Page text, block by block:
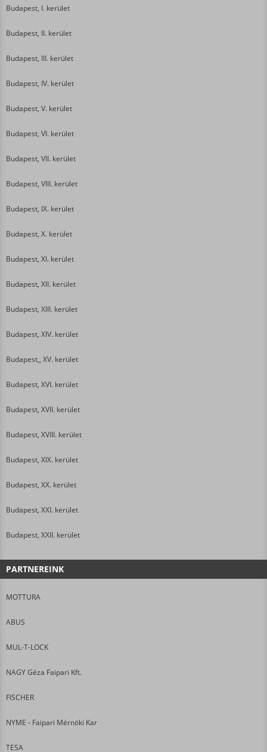
Budapest, I. kerület
Budapest, II. kerület
Budapest, III. kerület
Budapest, IV. kerület
Budapest, V. kerület
Budapest, VI. kerület
Budapest, VII. kerület
Budapest, VIII. kerület
Budapest, IX. kerület
Budapest, X. kerület
Budapest, XI. kerület
Budapest, XII. kerület
Budapest, XIII. kerület
Budapest, XIV. kerület
Budapest,, XV. kerület
Budapest, XVI. kerület
Budapest, XVII. kerület
Budapest, XVIII. kerület
Budapest, XIX. kerület
Budapest, XX. kerület
Budapest, XXI. kerület
Budapest, XXII. kerület
PARTNEREINK
MOTTURA
ABUS
MUL-T-LOCK
NAGY Géza Faipari Kft.
FISCHER
NYME - Faipari Mérnöki Kar
TESA